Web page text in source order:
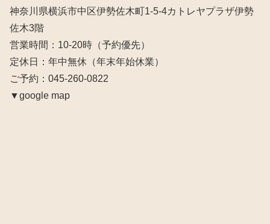
神奈川県横浜市中区伊勢佐木町1-5-4カトレヤプラザ伊勢
佐木3階
営業時間：10‐20時（予約優先）
定休日：年中無休（年末年始休業）
ご予約：045-260-0822
▼google map